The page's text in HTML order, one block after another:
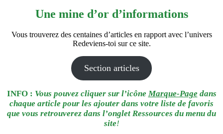
Une mine d’or d’informations
Vous trouverez des centaines d’articles en rapport avec l’univers
Redeviens-toi sur ce site.
Section articles
INFO : Vous pouvez cliquer sur l’icôneMarque-Page dans
chaque article pour les ajouter dans votre liste de favoris
que vous retrouverez dans l’onglet Ressources du menu du
site!